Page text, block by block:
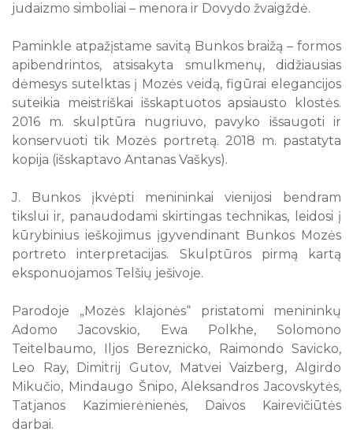
judaizmo simboliai – menora ir Dovydo žvaigždė.
Paminkle atpažįstame savitą Bunkos braižą – formos
apibendrintos, atsisakyta smulkmenų, didžiausias
dėmesys sutelktas į Mozės veidą, figūrai elegancijos
suteikia meistriškai išskaptuotos apsiausto klostės.
2016 m. skulptūra nugriuvo, pavyko išsaugoti ir
konservuoti tik Mozės portretą. 2018 m. pastatyta
kopija (išskaptavo Antanas Vaškys).
J. Bunkos įkvėpti menininkai vienijosi bendram
tikslui ir, panaudodami skirtingas technikas, leidosi į
kūrybinius ieškojimus įgyvendinant Bunkos Mozės
portreto interpretacijas. Skulptūros pirmą kartą
eksponuojamos Telšių ješivoje.
Parodoje „Mozės klajonės“ pristatomi menininkų
Adomo Jacovskio, Ewa Polkhe, Solomono
Teitelbaumo, Iljos Bereznicko, Raimondo Savicko,
Leo Ray, Dimitrij Gutov, Matvei Vaizberg, Algirdo
Mikučio, Mindaugo Šnipo, Aleksandros Jacovskytės,
Tatjanos Kazimierėnienės, Daivos Kairevičiūtės
darbai.